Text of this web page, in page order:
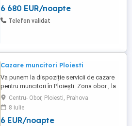
6 680 EUR/noapte
Telefon validat
Cazare muncitori Ploiesti
Va punem la dispoziție servicii de cazare
pentru muncitori în Ploiești. Zona obor , la
5 min de centrul orasului.
Centru- Obor, Ploiesti, Prahova
8 iulie
6 EUR/noapte